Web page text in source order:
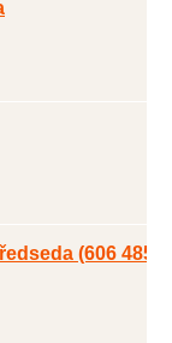
(606 485